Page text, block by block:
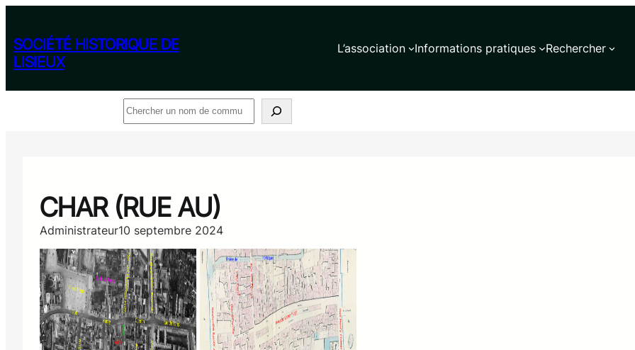
contenu
SOCIÉTÉ HISTORIQUE DE
LISIEUX
L’association Informations pratiques Rechercher
CHAR (RUE AU)
Administrateur10 septembre 2024